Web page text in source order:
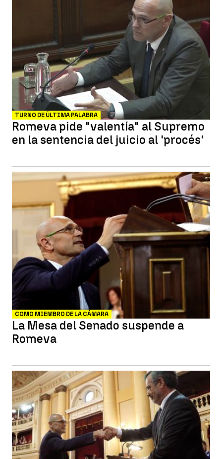
TURNO DE ÚLTIMA PALABRA
Romeva pide "valentía" al Supremo
en la sentencia del juicio al 'procés'
COMO MIEMBRO DE LA CÁMARA
La Mesa del Senado suspende a
Romeva